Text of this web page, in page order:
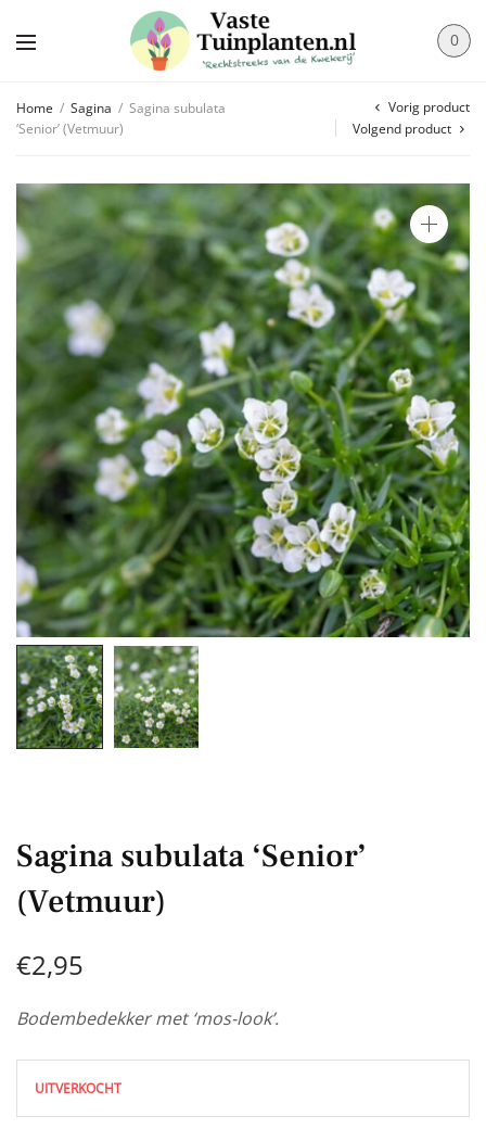
0
Home / Sagina / Sagina subulata
‘Senior’ (Vetmuur)
Vorig product
Volgend product
Sagina subulata ‘Senior’
(Vetmuur)
€2,95
Bodembedekker met ‘mos-look’.
UITVERKOCHT